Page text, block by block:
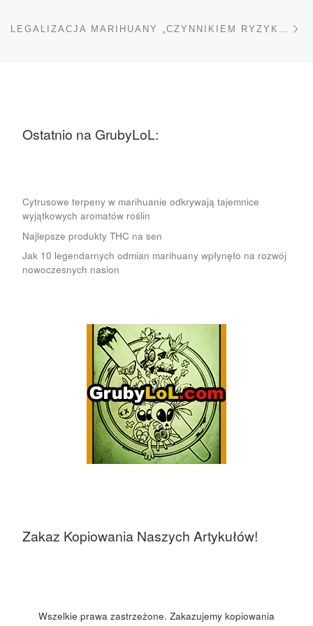
Ostatnio na GrubyLoL:
Cytrusowe terpeny w marihuanie odkrywają tajemnice
wyjątkowych aromatów roślin
Najlepsze produkty THC na sen
Jak 10 legendarnych odmian marihuany wpłynęło na rozwój
nowoczesnych nasion
Zakaz Kopiowania Naszych Artykułów!
Wszelkie prawa zastrzeżone. Zakazujemy kopiowania